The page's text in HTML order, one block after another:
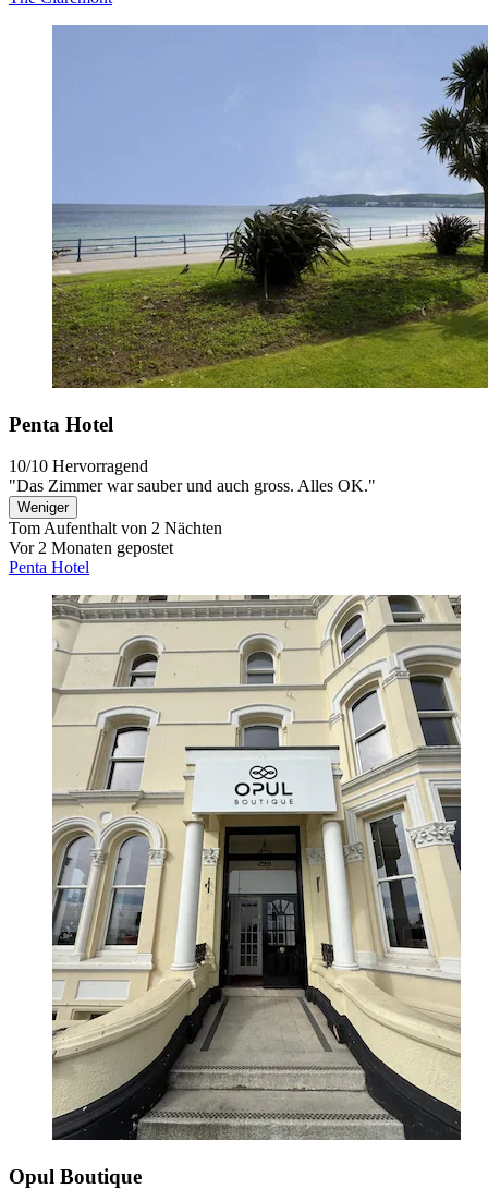
Penta Hotel
10/10 Hervorragend
"Das Zimmer war sauber und auch gross. Alles OK."
Weniger
Tom Aufenthalt von 2 Nächten
Vor 2 Monaten gepostet
Penta Hotel
Opul Boutique